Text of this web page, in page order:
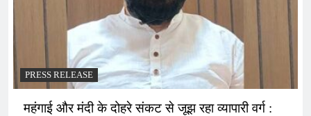
PRESS RELEASE
महंगाई और मंदी के दोहरे संकट से जूझ रहा व्यापारी वर्ग :